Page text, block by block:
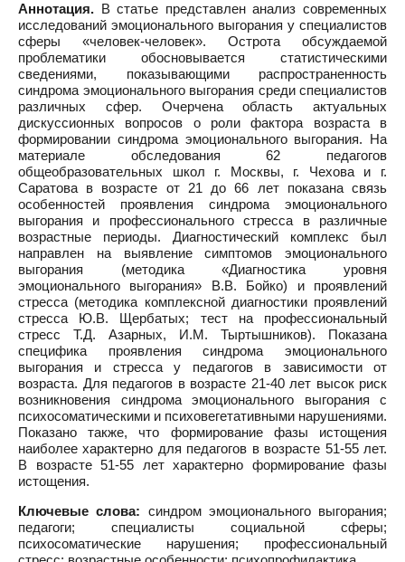
Аннотация. В статье представлен анализ современных
исследований эмоционального выгорания у специалистов
сферы «человек-человек». Острота обсуждаемой
проблематики обосновывается статистическими
сведениями, показывающими распространенность
синдрома эмоционального выгорания среди специалистов
различных сфер. Очерчена область актуальных
дискуссионных вопросов о роли фактора возраста в
формировании синдрома эмоционального выгорания. На
материале обследования 62 педагогов
общеобразовательных школ г. Москвы, г. Чехова и г.
Саратова в возрасте от 21 до 66 лет показана связь
особенностей проявления синдрома эмоционального
выгорания и профессионального стресса в различные
возрастные периоды. Диагностический комплекс был
направлен на выявление симптомов эмоционального
выгорания (методика «Диагностика уровня
эмоционального выгорания» В.В. Бойко) и проявлений
стресса (методика комплексной диагностики проявлений
стресса Ю.В. Щербатых; тест на профессиональный
стресс Т.Д. Азарных, И.М. Тыртышников). Показана
специфика проявления синдрома эмоционального
выгорания и стресса у педагогов в зависимости от
возраста. Для педагогов в возрасте 21-40 лет высок риск
возникновения синдрома эмоционального выгорания с
психосоматическими и психовегетативными нарушениями.
Показано также, что формирование фазы истощения
наиболее характерно для педагогов в возрасте 51-55 лет.
В возрасте 51-55 лет характерно формирование фазы
истощения.
Ключевые слова: синдром эмоционального выгорания;
педагоги; специалисты социальной сферы;
психосоматические нарушения; профессиональный